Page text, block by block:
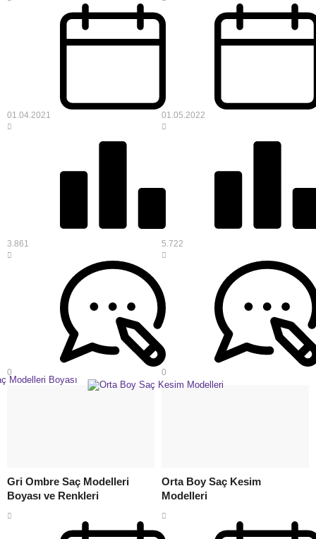
01.04.2021
3.861
0
01.05.2022
5.722
0
Gri Ombre Saç Modelleri
Boyası ve Renkleri
Orta Boy Saç Kesim
Modelleri